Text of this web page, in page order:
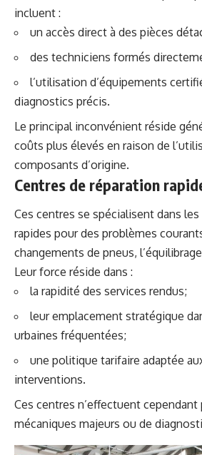
incluent :
un accès direct à des pièces
des techniciens formés
l’utilisation d’équipements
diagnostics précis.
Le principal inconvénient réside
coûts plus élevés en raison de
composants d’origine.
Centres de réparation
Ces centres se spécialisent dans
rapides pour des problèmes
changements de pneus,
Leur force réside dans :
la rapidité des services rendus;
leur emplacement stratégique
urbaines fréquentées;
une politique tarifaire adaptée
interventions.
Ces centres n’effectuent cependant
mécaniques majeurs ou de